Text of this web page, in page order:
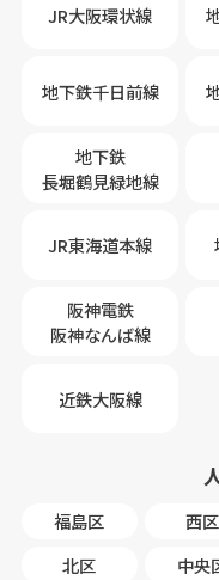
JR大阪環状線
地下鉄千日前線
地下鉄
長堀鶴見緑地線
JR東海道本線
阪神電鉄
阪神なんば線
近鉄大阪線
福島区 西区
北区
中央